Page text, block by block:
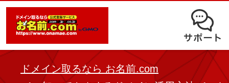
ドメインの期限を更新する
中古ドメインオークション
使いやすさと高機能の両立を実現
独自ドメイン＋サーバーが初期費用
SSLも無料でコストパフォーマンス
ドメインオプション
ドメイン登録者宛のメール転送も可
Whois情報公開代行
サポート
サービスに関するご不明点を
ドメイン取るなら お名前.com